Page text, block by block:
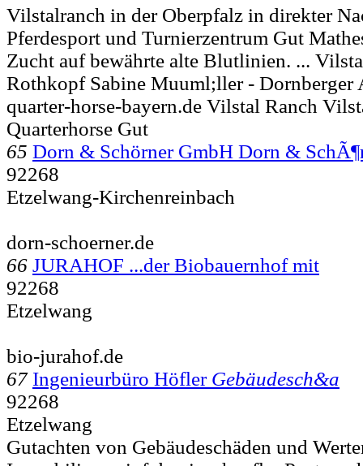
Vilstalranch in der Oberpfalz in direkter
Pferdesport und Turnierzentrum Gut
Zucht auf bewährte alte Blutlinien. ...
Rothkopf Sabine Muuml;ller - Dornberger
quarter-horse-bayern.de Vilstal Ranch
Quarterhorse Gut
65 Dorn & Schörner GmbH Dorn &
92268
Etzelwang-Kirchenreinbach
dorn-schoerner.de
66 JURAHOF ...der Biobauernhof mit
92268
Etzelwang
bio-jurahof.de
67 Ingenieurbüro Höfler Gebäudesch&a
92268
Etzelwang
Gutachten von Gebäudeschäden und